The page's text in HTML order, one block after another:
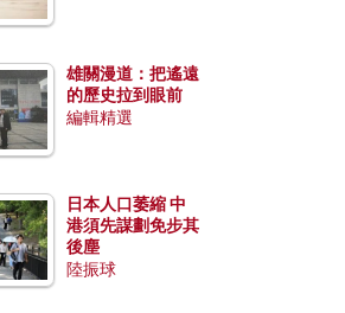
雄關漫道：把遙遠
的歷史拉到眼前
編輯精選
日本人口萎縮 中
港須先謀劃免步其
後塵
陸振球